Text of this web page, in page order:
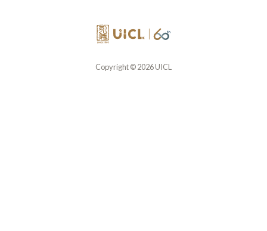
Copyright © 2026 UICL